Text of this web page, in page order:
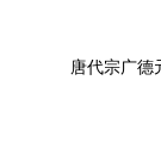
唐代宗广